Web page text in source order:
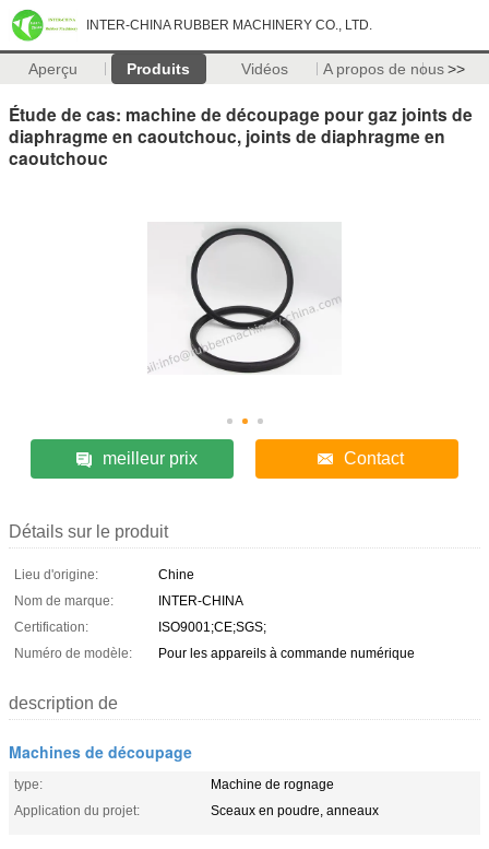
INTER-CHINA RUBBER MACHINERY CO., LTD.
Aperçu Produits Vidéos A propos de nous>>
Étude de cas: machine de découpage pour gaz joints de
diaphragme en caoutchouc, joints de diaphragme en
caoutchouc
meilleur prix Contact
Détails sur le produit
Lieu d'origine:
Chine
Nom de marque:
INTER-CHINA
Certification:
ISO9001;CE;SGS;
Numéro de modèle:
Pour les appareils à commande numérique
description de
Machines de découpage
type:
Machine de rognage
Application du projet:
Sceaux en poudre, anneaux